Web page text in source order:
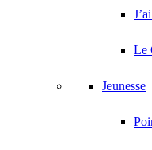
Le
Jeunesse